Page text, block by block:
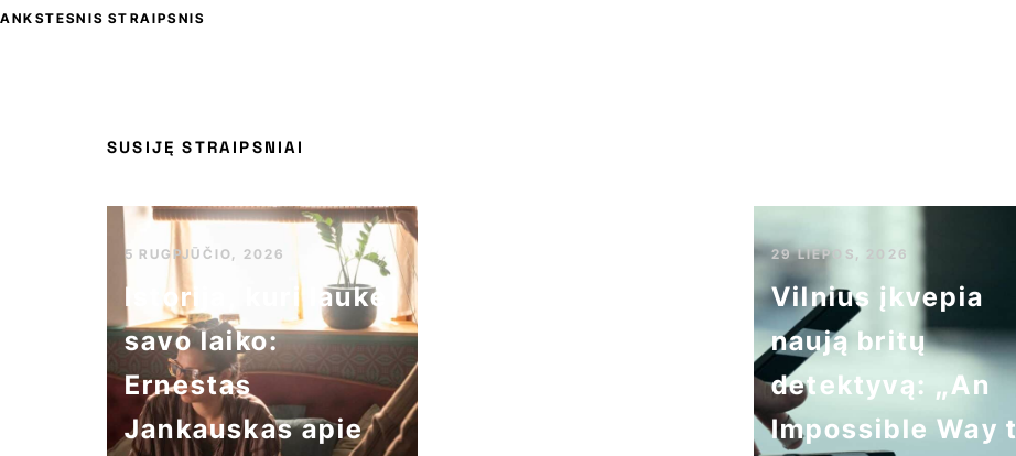
ANKSTESNIS STRAIPSNIS
SUSIJĘ STRAIPSNIAI
5 RUGPJŪČIO, 2026
Istorija, kuri laukė
savo laiko:
Ernestas
Jankauskas apie
29 LIEPOS, 2026
Vilnius įkvepia
naują britų
detektyvą: „An
Impossible Way